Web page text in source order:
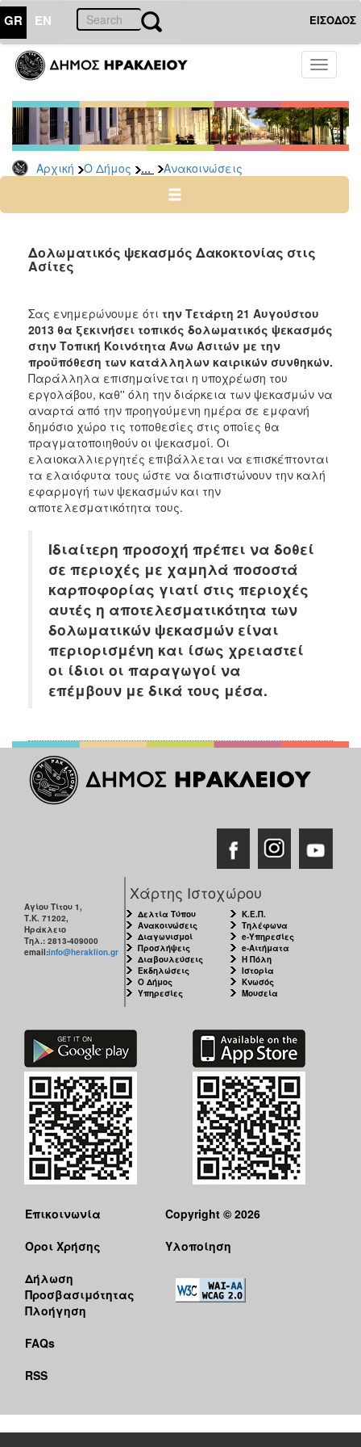
GR EN ΕΙΣΟΔΟΣ
Toggle
Αρχική Ο Δήμος ... Ανακοινώσεις
ΔΗΜΟΣ
Υπηρεσίες
&
Φορείς
Δημοτικές
Υπηρεσίες
Ηλεκτρονική
Διακυβέρνηση
Επιτροπές
Αγροτική
Ανάπτυξη
Ανακοινώσεις
Προγράμματα
Προσχολική
Αγωγή
Κοιμητήρια
Κέντρο
Οικογένειας
ΑΝΘΕΚΤΙΚΗ
Δολωματικός ψεκασμός Δακοκτονίας στις
Ασίτες
Σας ενημερώνουμε ότι την Τετάρτη 21 Αυγούστου
2013 θα ξεκινήσει τοπικός δολωματικός ψεκασμός
στην Τοπική Κοινότητα Άνω Ασιτών με την
προϋπόθεση των κατάλληλων καιρικών συνθηκών.
Παράλληλα επισημαίνεται η υποχρέωση του
εργολάβου, καθ'' όλη την διάρκεια των ψεκασμών να
αναρτά από την προηγούμενη ημέρα σε εμφανή
δημόσιο χώρο τις τοποθεσίες στις οποίες θα
πραγματοποιηθούν οι ψεκασμοί. Οι
ελαιοκαλλιεργητές επιβάλλεται να επισκέπτονται
τα ελαιόφυτα τους ώστε να διαπιστώνουν την καλή
εφαρμογή των ψεκασμών και την
αποτελεσματικότητα τους.
Ιδιαίτερη προσοχή πρέπει να δοθεί
σε περιοχές με χαμηλά ποσοστά
καρποφορίας γιατί στις περιοχές
αυτές η αποτελεσματικότητα των
δολωματικών ψεκασμών είναι
περιορισμένη και ίσως χρειαστεί
οι ίδιοι οι παραγωγοί να
επέμβουν με δικά τους μέσα.
Αγίου Τίτου 1,
Τ.Κ. 71202,
Ηράκλειο
Τηλ.: 2813-409000
email:info@heraklion.gr
Χάρτης Ιστοχώρου
Δελτία Τύπου
Ανακοινώσεις
Διαγωνισμοί
Προσλήψεις
Διαβουλεύσεις
Εκδηλώσεις
Ο Δήμος
Υπηρεσίες
Κ.Ε.Π.
Τηλέφωνα
e-Υπηρεσίες
e-Αιτήματα
Η Πόλη
Ιστορία
Κνωσός
Μουσεία
Επικοινωνία
Όροι Χρήσης
Δήλωση
Προσβασιμότητας
Πλοήγηση
FAQs
RSS
Copyright © 2026
Υλοποίηση